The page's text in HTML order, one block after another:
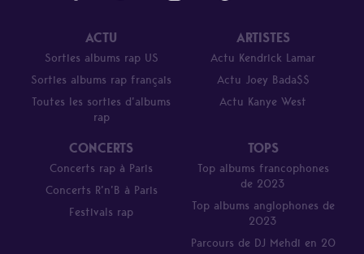
ACTU
Sorties albums rap US
Sorties albums rap français
Toutes les sorties d’albums
rap
ARTISTES
Actu Kendrick Lamar
Actu Joey Bada$$
Actu Kanye West
CONCERTS
Concerts rap à Paris
Concerts R’n’B à Paris
Festivals rap
TOPS
Top albums francophones
de 2023
Top albums anglophones de
2023
Parcours de DJ Mehdi en 20